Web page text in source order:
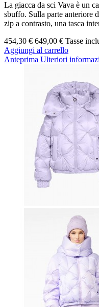
La giacca da sci Vava è un
sbuffo. Sulla parte anteriore
zip a contrasto, una tasca
454,30 € 649,00 € Tasse
Aggiungi al carrello
Anteprima Ulteriori